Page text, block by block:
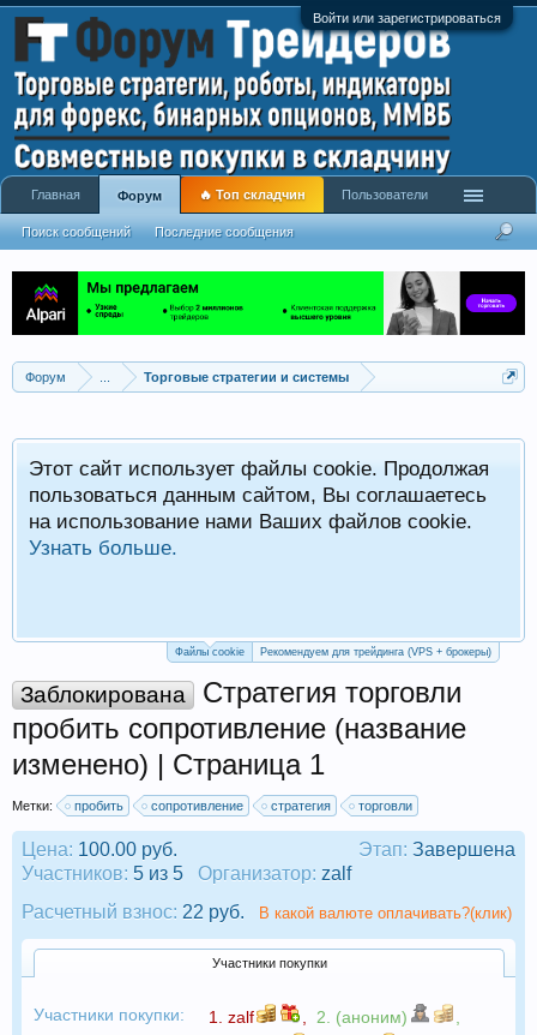
Войти или зарегистрироваться
Форум Торговые стратегии и системы
Этот сайт использует файлы cookie. Продолжая
пользоваться данным сайтом, Вы соглашаетесь
на использование нами Ваших файлов cookie.
Узнать больше.
Файлы cookie Рекомендуем для трейдинга (VPS + брокеры)
Заблокирована
Стратегия торговли
пробить сопротивление (название
изменено) | Страница 1
Метки: пробить сопротивление стратегия торговли
Этап: Завершена
Цена: 100.00 руб.
Участников: 5 из 5 Организатор: zalf
Расчетный взнос: 22 руб. В какой валюте оплачивать?(клик)
Участники покупки
Участники покупки: 1. zalf 2. (аноним)
Главная Форум
Поиск сообщений Последние сообщения
🔥 Топ складчин Пользователи